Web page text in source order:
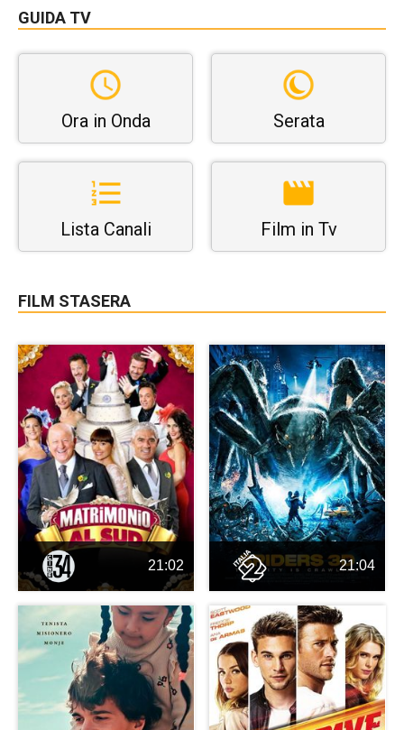
GUIDA TV
Ora in Onda Serata
Lista Canali Film in Tv
FILM STASERA
21:02 21:04